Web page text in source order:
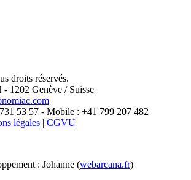
X
droits réservés.
1202 Genève / Suisse
53 57 - Mobile : +41 799 207 482
légales | CGVU
: Johanne (webarcana.fr)